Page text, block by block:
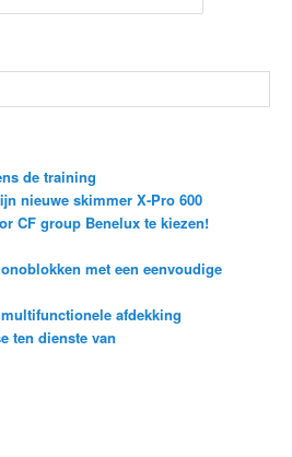
de training
nieuwe skimmer X-Pro 600
CF group Benelux te kiezen!
met een eenvoudige
afdekking
ten dienste van